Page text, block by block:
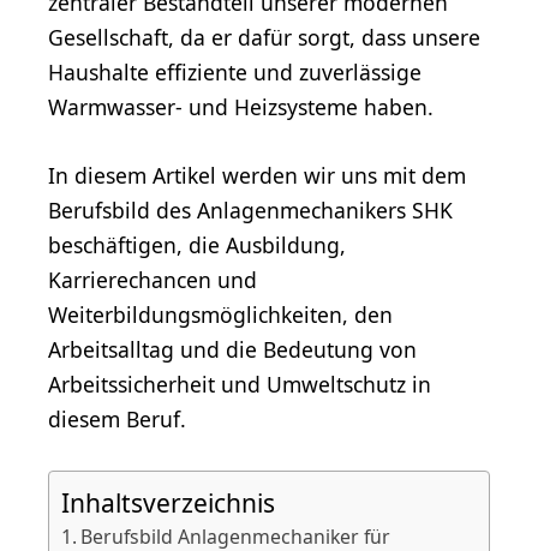
Gesellschaft, da er dafür sorgt, dass unsere
Haushalte effiziente und zuverlässige
Warmwasser- und Heizsysteme haben.
In diesem Artikel werden wir uns mit dem
Berufsbild des Anlagenmechanikers SHK
beschäftigen, die Ausbildung,
Karrierechancen und
Weiterbildungsmöglichkeiten, den
Arbeitsalltag und die Bedeutung von
Arbeitssicherheit und Umweltschutz in
diesem Beruf.
Inhaltsverzeichnis
Berufsbild Anlagenmechaniker für